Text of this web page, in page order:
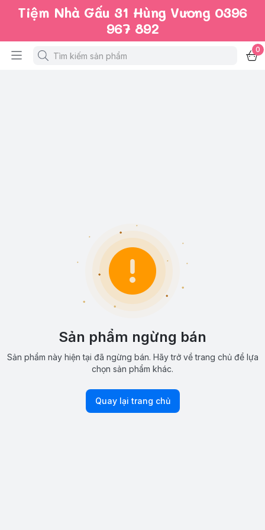
Tiệm Nhà Gấu 31 Hùng Vương 0396
967 892
0
Sản phẩm ngừng bán
Sản phẩm này hiện tại đã ngừng bán. Hãy trở về trang chủ để lựa
chọn sản phẩm khác.
Quay lại trang chủ